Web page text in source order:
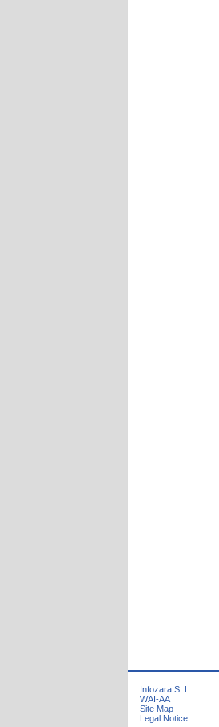
Infozara S. L.
WAI-AA
Site Map
Legal Notice